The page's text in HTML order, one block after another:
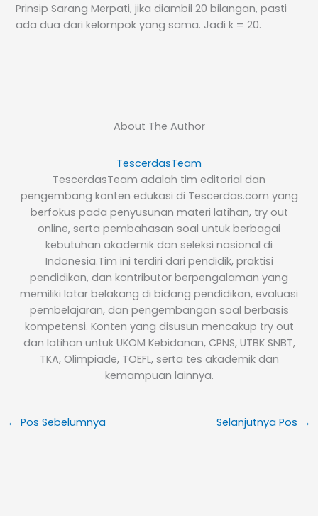
Prinsip Sarang Merpati, jika diambil 20 bilangan, pasti
ada dua dari kelompok yang sama. Jadi k = 20.
About The Author
TescerdasTeam
TescerdasTeam adalah tim editorial dan
pengembang konten edukasi di Tescerdas.com yang
berfokus pada penyusunan materi latihan, try out
online, serta pembahasan soal untuk berbagai
kebutuhan akademik dan seleksi nasional di
Indonesia.Tim ini terdiri dari pendidik, praktisi
pendidikan, dan kontributor berpengalaman yang
memiliki latar belakang di bidang pendidikan, evaluasi
pembelajaran, dan pengembangan soal berbasis
kompetensi. Konten yang disusun mencakup try out
dan latihan untuk UKOM Kebidanan, CPNS, UTBK SNBT,
TKA, Olimpiade, TOEFL, serta tes akademik dan
kemampuan lainnya.
← Pos Sebelumnya Selanjutnya Pos →